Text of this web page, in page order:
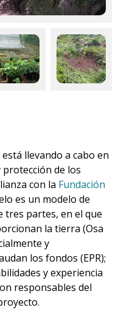
llevando a cabo en
de los
con la Fundación
es un modelo de
tres partes, en el que
la tierra (Osa
y
los fondos (EPR);
y experiencia
responsables del